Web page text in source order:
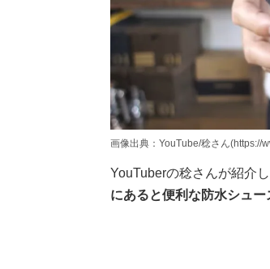
画像出典：YouTube/稔さん(https://
YouTuberの稔さんが紹介
にあると便利な防水シュ